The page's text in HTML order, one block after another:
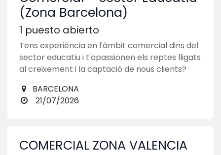
(Zona Barcelona)
1 puesto abierto
Tens experiència en l'àmbit comercial dins del
sector educatiu i t'apassionen els reptes lligats
al creixement i la captació de nous clients?
BARCELONA
21/07/2026
COMERCIAL ZONA VALENCIA